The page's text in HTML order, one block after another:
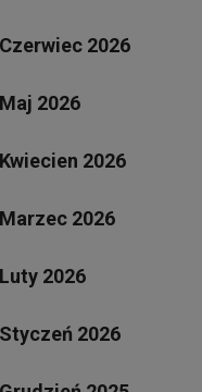
Czerwiec 2026
Maj 2026
Kwiecien 2026
Marzec 2026
Luty 2026
Styczeń 2026